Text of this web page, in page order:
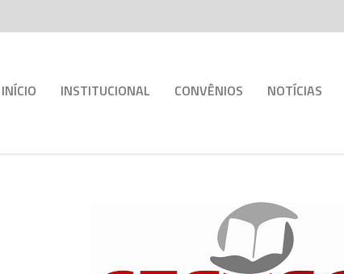
INÍCIO INSTITUCIONAL CONVÊNIOS NOTÍCIAS